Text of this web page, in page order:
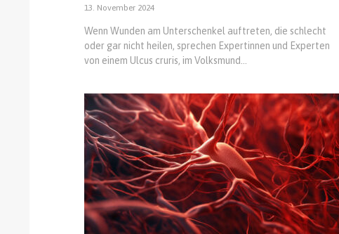
13. November 2024
Wenn Wunden am Unterschenkel auftreten, die schlecht
oder gar nicht heilen, sprechen Expertinnen und Experten
von einem Ulcus cruris, im Volksmund...